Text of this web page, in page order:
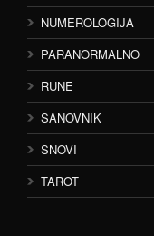
NUMEROLOGIJA
PARANORMALNO
RUNE
SANOVNIK
SNOVI
TAROT